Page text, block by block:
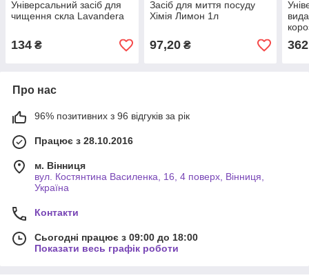
Універсальний засіб для
чищення скла Lavandera
134 ₴
Засіб для миття посуду
Хімія Лимон 1л
97,20₴ 362
Про нас
96% позитивних з 96 відгуків за рік
Працює з 28.10.2016
м. Вінниця
вул. Костянтина Василенка, 16, 4 поверх, Вінниця,
Україна
Контакти
Сьогодні працює з 09:00 до 18:00
Показати весь графік роботи